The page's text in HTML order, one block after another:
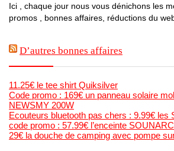
Ici , chaque jour nous vous dénichons les
promos , bonnes affaires, réductions du
D’autres bonnes affaires
11.25€ le tee shirt Quiksilver
Code promo : 169€ un panneau solaire
NEWSMY 200W
Ecouteurs bluetooth pas chers : 9.99€ les
code promo : 57.99€ l’enceinte
29€ la douche de camping avec pompe